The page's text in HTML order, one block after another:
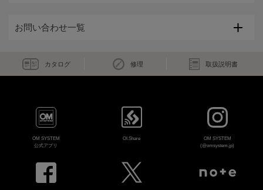
お問い合わせ一覧
カタログ 修理 取扱説明書
OM SYSTEM
公式アプリ
OI.Share
OM SYSTEM
(@omsystem.jp)